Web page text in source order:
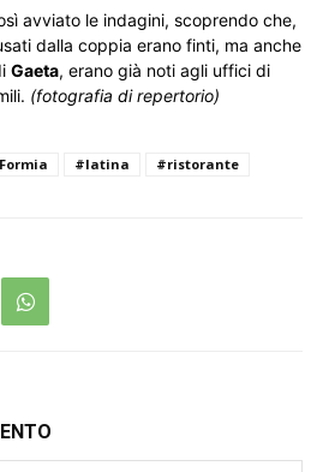
avviato le indagini, scoprendo che,
dalla coppia erano finti, ma anche
Gaeta, erano già noti agli uffici di
(fotografia di repertorio)
#latina #ristorante